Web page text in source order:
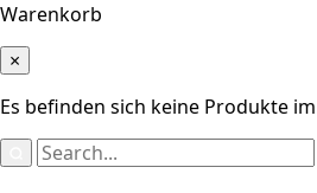
Warenkorb
×
Es befinden sich keine Produkte
Search